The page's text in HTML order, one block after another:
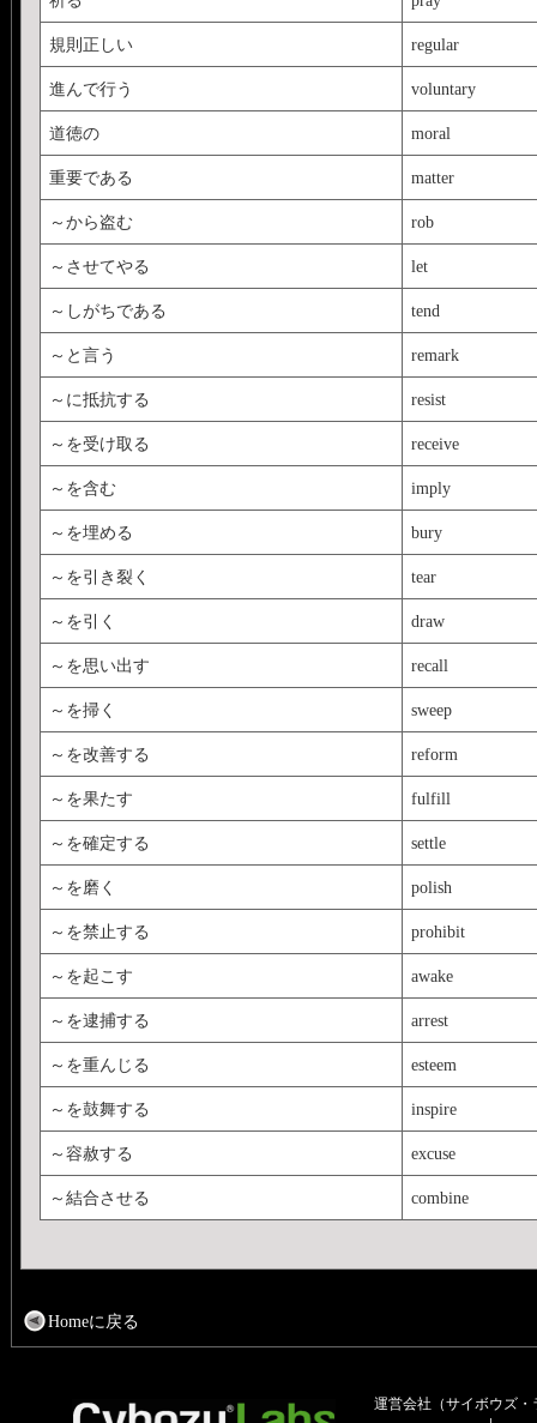
規則正しい regular
進んで行う voluntary
道徳の moral
重要である matter
～から盗む rob
～させてやる let
～しがちである tend
～と言う remark
～に抵抗する resist
～を受け取る receive
～を含む imply
～を埋める bury
～を引き裂く tear
～を引く draw
～を思い出す recall
～を掃く sweep
～を改善する reform
～を果たす fulfill
～を確定する settle
～を磨く polish
～を禁止する prohibit
～を起こす awake
～を逮捕する arrest
～を重んじる esteem
～を鼓舞する inspire
～容赦する excuse
～結合させる combine
Homeに戻る
運営会社（サイボウズ・